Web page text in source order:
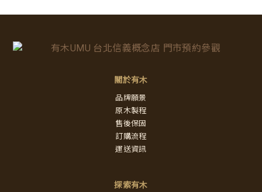
關於有木
品牌願景
原木製程
售後保固
訂購流程
運送資訊
探索有木